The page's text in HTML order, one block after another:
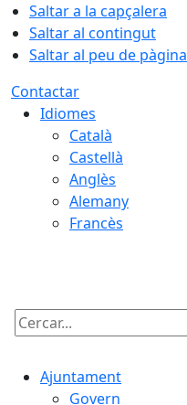
Saltar a la capçalera
Saltar al contingut
Saltar al peu de pàgina
Contactar
Idiomes
Català
Castellà
Anglès
Alemany
Francès
Cercar:
Ajuntament
Govern